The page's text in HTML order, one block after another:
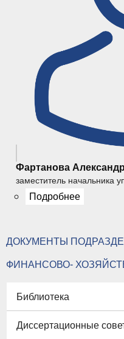
Фартанова
заместитель начальника
Подробнее
ДОКУМЕНТЫ
ФИНАНСОВО-
Библиотека
Диссертационные